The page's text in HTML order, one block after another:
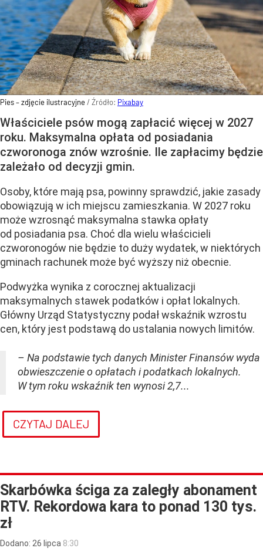
Pies – zdjęcie ilustracyjne/ Źródło: Pixabay
Właściciele psów mogą zapłacić więcej w 2027
roku. Maksymalna opłata od posiadania
czworonoga znów wzrośnie. Ile zapłacimy będzie
zależało od decyzji gmin.
Osoby, które mają psa, powinny sprawdzić, jakie zasady
obowiązują w ich miejscu zamieszkania. W 2027 roku
może wzrosnąć maksymalna stawka opłaty
od posiadania psa. Choć dla wielu właścicieli
czworonogów nie będzie to duży wydatek, w niektórych
gminach rachunek może być wyższy niż obecnie.
Podwyżka wynika z corocznej aktualizacji
maksymalnych stawek podatków i opłat lokalnych.
Główny Urząd Statystyczny podał wskaźnik wzrostu
cen, który jest podstawą do ustalania nowych limitów.
– Na podstawie tych danych Minister Finansów wyda
obwieszczenie o opłatach i podatkach lokalnych.
W tym roku wskaźnik ten wynosi 2,7...
CZYTAJ DALEJ
Skarbówka ściga za zaległy abonament
RTV. Rekordowa kara to ponad 130 tys.
zł
Dodano: 26 lipca 8:30